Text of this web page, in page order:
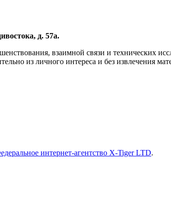
д. 57а.
взаимной связи и
из личного интереса и без извлечения
интернет-агентство X-Tiger LTD.